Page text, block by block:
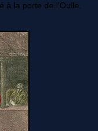
la porte de l’Oulle.